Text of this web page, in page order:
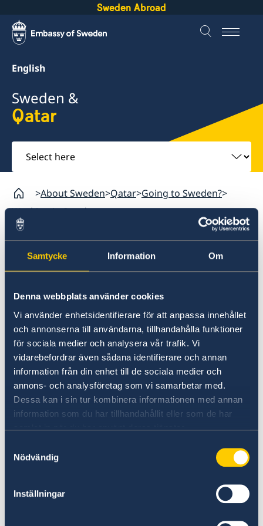
Samtycke Information Om
Denna webbplats använder cookies
Vi använder enhetsidentifierare för att anpassa innehållet
och annonserna till användarna, tillhandahålla funktioner
för sociala medier och analysera vår trafik. Vi
vidarebefordrar även sådana identifierare och annan
information från din enhet till de sociala medier och
annons- och analysföretag som vi samarbetar med.
Dessa kan i sin tur kombinera informationen med annan
information som du har tillhandahållit eller som de har
samlat in när du har använt deras tjänster.
Nödvändig
Inställningar
Sweden Abroad
English
Sweden &
Qatar
Select
here
About Sweden Qatar Going to Sweden?
Working in Sweden
Qatar
Going to Sweden?
Moving to someone in Sweden
Working in Sweden
Studying in Sweden
No local information is currently available.
Please contact the Embassy for information on
any local conditions. A link to the Embassy is
found at the bottom of the page.
Basic information about: Working in
Sweden
Basic information applicable to all countries is
available here. In some countries, additional
select a country from the 'Select Country Here'